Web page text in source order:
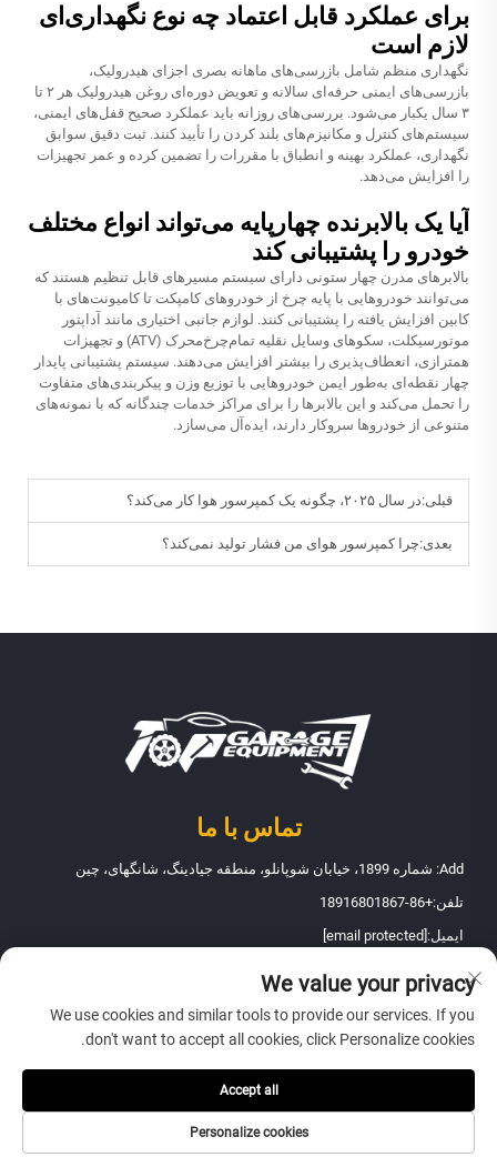
برای عملکرد قابل اعتماد چه نوع نگهداری‌ای
لازم است
نگهداری منظم شامل بازرسی‌های ماهانه بصری اجزای هیدرولیک،
بازرسی‌های ایمنی حرفه‌ای سالانه و تعویض دوره‌ای روغن هیدرولیک هر ۲ تا
۳ سال یکبار می‌شود. بررسی‌های روزانه باید عملکرد صحیح قفل‌های ایمنی،
سیستم‌های کنترل و مکانیزم‌های بلند کردن را تأیید کنند. ثبت دقیق سوابق
نگهداری، عملکرد بهینه و انطباق با مقررات را تضمین کرده و عمر تجهیزات
را افزایش می‌دهد.
آیا یک بالابرنده چهارپایه می‌تواند انواع مختلف
خودرو را پشتیبانی کند
بالابرهای مدرن چهار ستونی دارای سیستم مسیرهای قابل تنظیم هستند که
می‌توانند خودروهایی با پایه چرخ از خودروهای کامپکت تا کامیونت‌های با
کابین افزایش یافته را پشتیبانی کنند. لوازم جانبی اختیاری مانند آداپتور
موتورسیکلت، سکوهای وسایل نقلیه تمام‌چرخ‌محرک (ATV) و تجهیزات
همترازی، انعطاف‌پذیری را بیشتر افزایش می‌دهند. سیستم پشتیبانی پایدار
چهار نقطه‌ای به‌طور ایمن خودروهایی با توزیع وزن و پیکربندی‌های متفاوت
را تحمل می‌کند و این بالابرها را برای مراکز خدمات چندگانه که با نمونه‌های
متنوعی از خودروها سروکار دارند، ایده‌آل می‌سازد.
قبلی:در سال ۲۰۲۵، چگونه یک کمپرسور هوا کار می‌کند؟
بعدی:چرا کمپرسور هوای من فشار تولید نمی‌کند؟
تماس با ما
Add: شماره 1899، خیابان شوپانلو، منطقه جیادینگ، شانگهای، چین
تلفن:+86-18916801867
ایمیل:
حق کپی‌رایت © 2026 شرکت تجهیزات نگهداری خودرو شانگهای فانبائو. تمامی
حقوق محفوظ است -سیاست حریم خصوصی
We value your privacy
We use cookies and similar tools to provide our services. If you
don't want to accept all cookies, click Personalize cookies.
Personalize cookies
Accept all